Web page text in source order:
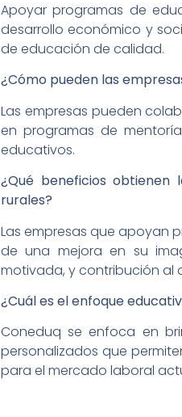
Apoyar programas de
desarrollo económico y
de educación de calidad.
¿Cómo pueden las
Las empresas pueden
en programas de
educativos.
¿Qué beneficios obtienen
rurales?
Las empresas que apoyan
de una mejora en su
motivada, y contribución al
¿Cuál es el enfoque
Coneduq se enfoca en
personalizados que
para el mercado laboral